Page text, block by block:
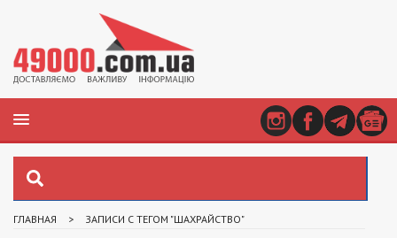
ГЛАВНАЯ > ЗАПИСИ С ТЕГОМ "ШАХРАЙСТВО"